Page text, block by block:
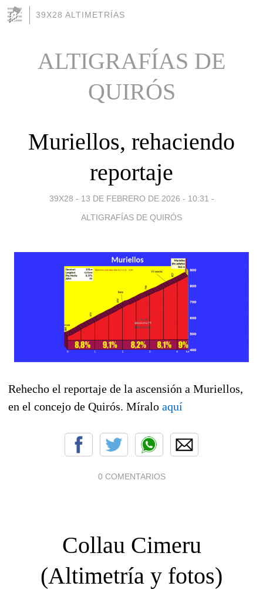
39X28 ALTIMETRÍAS
ALTIGRAFÍAS DE
QUIRÓS
Muriellos, rehaciendo
reportaje
39X28 - 13 DE FEBRERO DE 2026 - 10:31 -
ALTIGRAFÍAS DE QUIRÓS
Rehecho el reportaje de la ascensión a Muriellos,
en el concejo de Quirós. Míralo aquí
0 COMENTARIOS
Collau Cimeru
(Altimetría y fotos)